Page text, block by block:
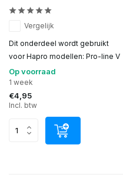
Vergelijk
Dit onderdeel wordt gebruikt
voor Hapro modellen: Pro-line V
Op voorraad
1 week
€4,95
Incl. btw